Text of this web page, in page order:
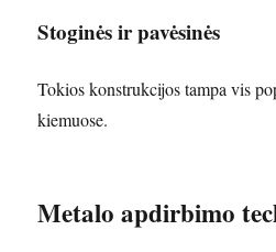
Stoginės ir pavėsinės
Tokios konstrukcijos tampa vis
kiemuose.
Metalo apdirbimo